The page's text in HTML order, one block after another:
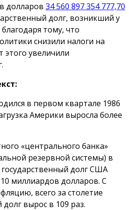
долларов 34 560 897 354 777,70
долг, возникший у
тому, что
снизили налоги на
этого увеличили
.
в первом квартале 1986
Америки выросла более
«центрального банка»
резервной системы) в
долг США
миллиардов долларов. С
всего за столетие
долг вырос в 109 раз.